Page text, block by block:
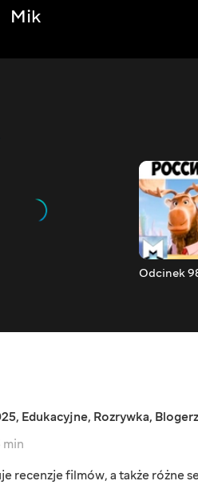
Mik
Odcinek
, Edukacyjne, Rozrywka,
min
recenzje filmów, a także różne